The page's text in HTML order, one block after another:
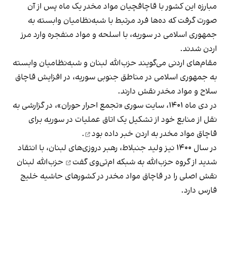
مبارزه این کشور با قاچاقچیان مواد مخدر یک ماه پس از آن
صورت گرفت که ده‌ها فرد مرتبط با شبه‌نظامیان وابسته به
جمهوری اسلامی در سوریه، با اسلحه و مواد منفجره وارد مرز
اردن شدند.
مقام‌های اردنی می‌گویند حزب‌الله لبنان و شبه‌نظامیان وابسته
به جمهوری اسلامی در مناطق جنوبی سوریه، در افزایش قاچاق
سلاح و مواد مخدر نقش دارند.
در دی‌ ماه ۱۴۰۱، سایت سوری «تجمع احرار حوران»، در گزارشی به
نقل از منابع خود از تشکیل یک اتاق عملیات در سوریه برای
قاچاق مواد مخدر به اردن خبر داده بود
.
در سال ۱۴۰۰ نیز ولید جنبلاط، رهبر دروزی‌های لبنان، با انتقاد
شدید از گروه حزب‌الله به شبکه ام‌تی‌وی گفت
حزب‌الله لبنان
نقش اصلی را در قاچاق مواد مخدر در کشورهای حاشیه خلیج
فارس دارد.